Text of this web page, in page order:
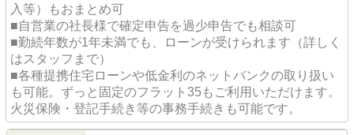
入等）もおまとめ可
■自営業の社長様で確定申告を過少申告でも相談可
■勤続年数が1年未満でも、ローンが受けられます（詳しく
はスタッフまで）
■各種提携住宅ローンや低金利のネットバンクの取り扱い
も可能。ずっと固定のフラット35もご利用いただけます。
火災保険・登記手続き等の事務手続きも可能です。